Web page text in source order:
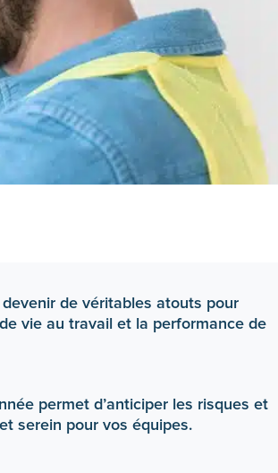
devenir de véritables atouts pour
vie au travail et la performance de
permet d’anticiper les risques et
serein pour vos équipes.